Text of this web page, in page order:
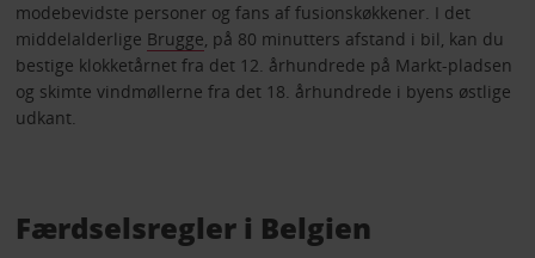
modebevidste personer og fans af fusionskøkkener. I det
middelalderlige Brugge, på 80 minutters afstand i bil, kan du
bestige klokketårnet fra det 12. århundrede på Markt-pladsen
og skimte vindmøllerne fra det 18. århundrede i byens østlige
udkant.
Færdselsregler i Belgien